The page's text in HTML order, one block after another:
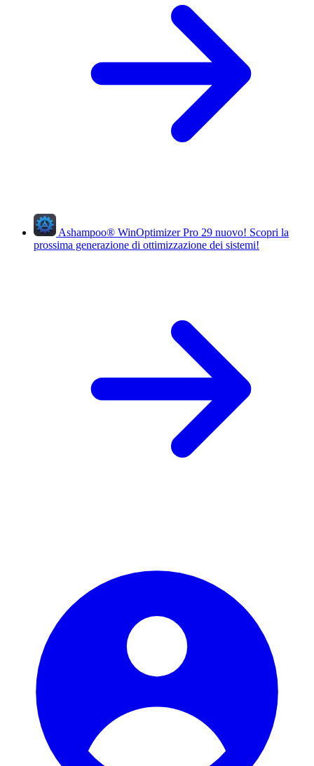
Ashampoo® WinOptimizer Pro 29 nuovo! Scopri la
prossima generazione di ottimizzazione dei sistemi!